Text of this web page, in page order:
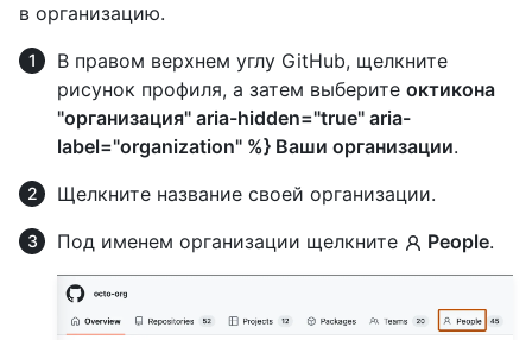
в организацию.
В правом верхнем углу GitHub, щелкните
рисунок профиля, а затем выберите октикона
"организация" aria-hidden="true" aria-
label="organization" %} Ваши организации.
Щелкните название своей организации.
Под именем организации щелкните
People.